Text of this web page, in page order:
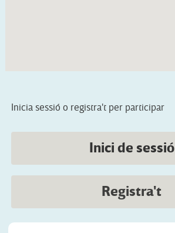
Inicia sessió o registra't per participar
Inici de sessió
Registra't